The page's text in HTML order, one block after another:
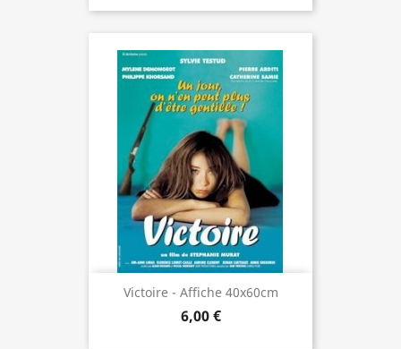
Victoire - Affiche 40x60cm
6,00 €